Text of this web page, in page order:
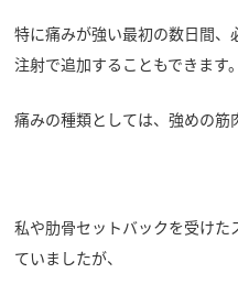
特に痛みが強い最初の数日間
注射で追加することもできます。
痛みの種類としては、強めの筋
私や肋骨セットバックを受け
ていましたが、